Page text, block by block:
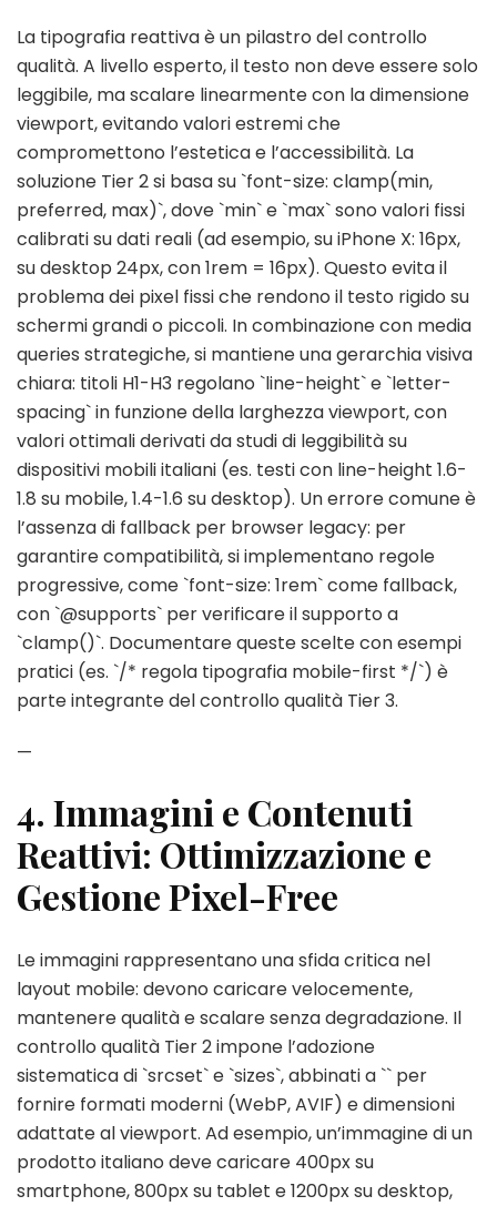
La tipografia reattiva è un pilastro del controllo
qualità. A livello esperto, il testo non deve essere solo
leggibile, ma scalare linearmente con la dimensione
viewport, evitando valori estremi che
compromettono l’estetica e l’accessibilità. La
soluzione Tier 2 si basa su `font-size: clamp(min,
preferred, max)`, dove `min` e `max` sono valori fissi
calibrati su dati reali (ad esempio, su iPhone X: 16px,
su desktop 24px, con 1rem = 16px). Questo evita il
problema dei pixel fissi che rendono il testo rigido su
schermi grandi o piccoli. In combinazione con media
queries strategiche, si mantiene una gerarchia visiva
chiara: titoli H1-H3 regolano `line-height` e `letter-
spacing` in funzione della larghezza viewport, con
valori ottimali derivati da studi di leggibilità su
dispositivi mobili italiani (es. testi con line-height 1.6-
1.8 su mobile, 1.4-1.6 su desktop). Un errore comune è
l’assenza di fallback per browser legacy: per
garantire compatibilità, si implementano regole
progressive, come `font-size: 1rem` come fallback,
con `@supports` per verificare il supporto a
`clamp()`. Documentare queste scelte con esempi
pratici (es. `/* regola tipografia mobile-first */`) è
parte integrante del controllo qualità Tier 3.
—
4. Immagini e Contenuti
Reattivi: Ottimizzazione e
Gestione Pixel-Free
Le immagini rappresentano una sfida critica nel
layout mobile: devono caricare velocemente,
mantenere qualità e scalare senza degradazione. Il
controllo qualità Tier 2 impone l’adozione
sistematica di `srcset` e `sizes`, abbinati a `` per
fornire formati moderni (WebP, AVIF) e dimensioni
adattate al viewport. Ad esempio, un’immagine di un
prodotto italiano deve caricare 400px su
smartphone, 800px su tablet e 1200px su desktop,